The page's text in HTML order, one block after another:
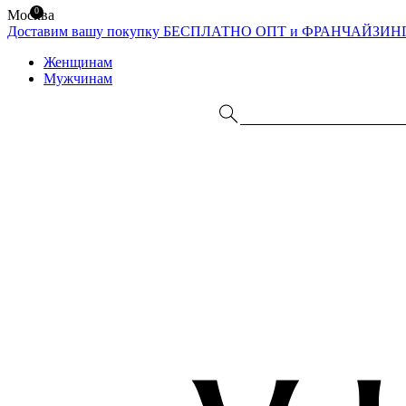
Москва
Доставим вашу покупку БЕСПЛАТНО ОПТ и
Женщинам
Мужчинам
0